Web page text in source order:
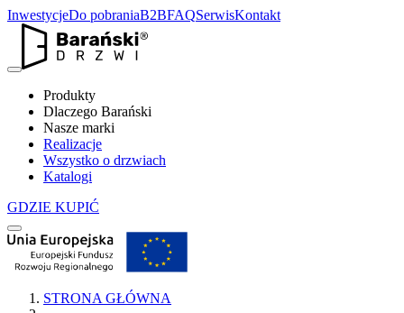
InwestycjeDo pobraniaB2BFAQSerwisKontakt
Produkty
Dlaczego Barański
Nasze marki
Realizacje
Wszystko o drzwiach
Katalogi
GDZIE KUPIĆ
STRONA GŁÓWNA